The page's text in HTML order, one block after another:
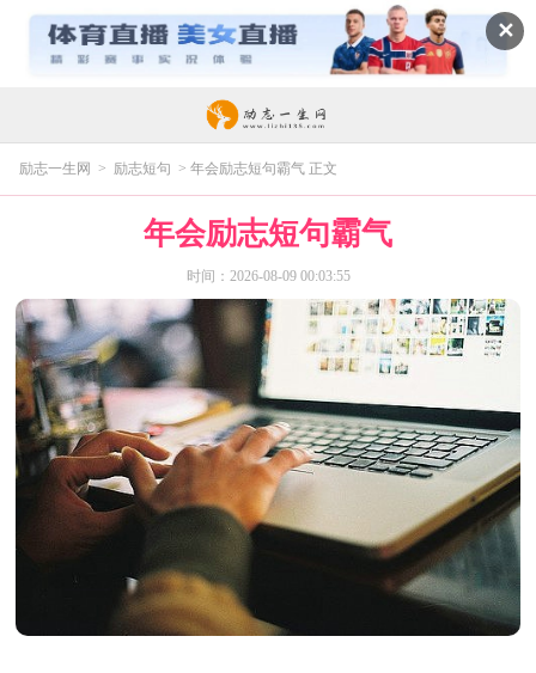
✕
励志一生网 > 励志短句 > 年会励志短句霸气 正文
年会励志短句霸气
时间：2026-08-09 00:03:55